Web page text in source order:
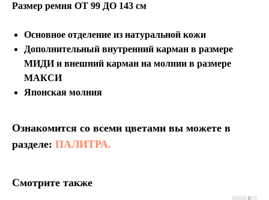
Размер ремня ОТ 99 ДО 143 см
Основное отделение из натуральной кожи
Дополнительный внутренний карман в размере
МИДИ и внешний карман на молнии в размере
МАКСИ
Японская молния
Ознакомится со всеми цветами вы можете в
разделе: ПАЛИТРА.
Смотрите также